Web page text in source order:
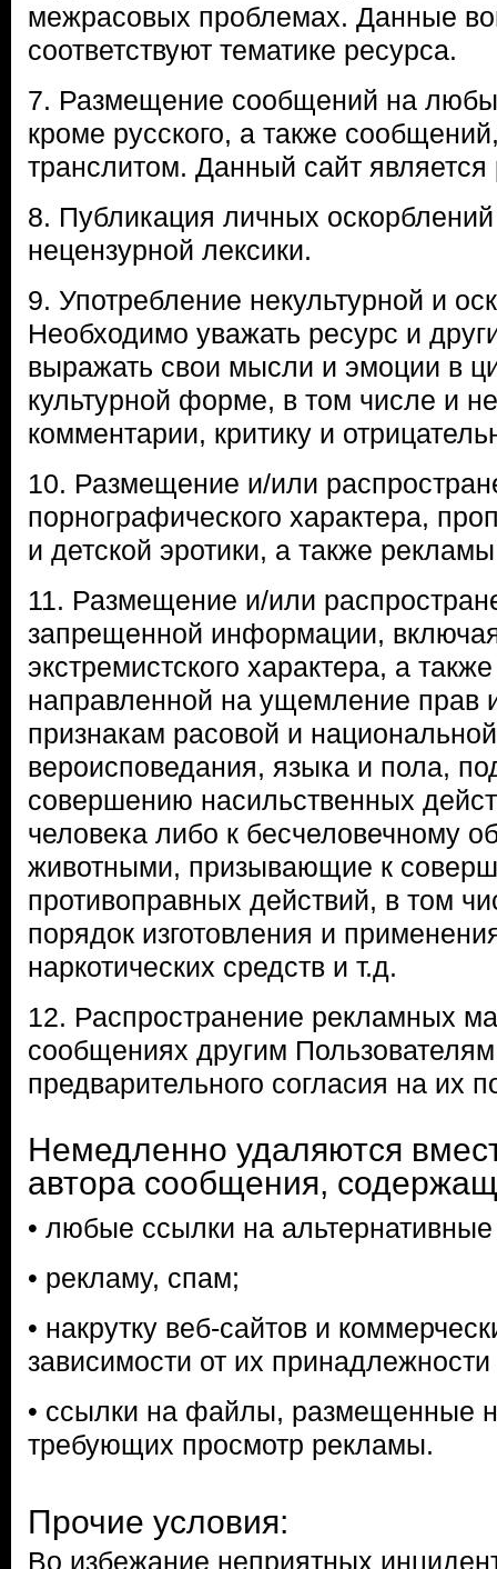
межрасовых проблемах. Данные
соответствуют тематике ресурса.
7. Размещение сообщений на
кроме русского, а также
транслитом. Данный сайт
8. Публикация личных
нецензурной лексики.
9. Употребление некультурной и
Необходимо уважать ресурс и
выражать свои мысли и эмоции в
культурной форме, в том числе и
комментарии, критику и
10. Размещение и/или
порнографического характера,
и детской эротики, а также
11. Размещение и/или
запрещенной информации,
экстремистского характера, а
направленной на ущемление прав
признакам расовой и
вероисповедания, языка и пола,
совершению насильственных
человека либо к бесчеловечному
животными, призывающие к
противоправных действий, в том
порядок изготовления и
наркотических средств и т.д.
12. Распространение рекламных
сообщениях другим
предварительного согласия на их
Немедленно удаляются
автора сообщения,
• любые ссылки на
• рекламу, спам;
• накрутку веб-сайтов и
зависимости от их принадлежности
• ссылки на файлы, размещенные
требующих просмотр рекламы.
Прочие условия:
Во избежание неприятных